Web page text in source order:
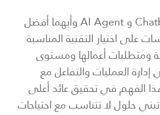
إن فهم الفرق بين Chatbot و AI Agent وأيهما أفضل
اختيار التقنية المناسبة
ومتطلبات أعمالها ومستوى
العمليات والتفاعل مع
الفهم في تحقيق عائد أعلى
حلول لا تتناسب مع احتياجات